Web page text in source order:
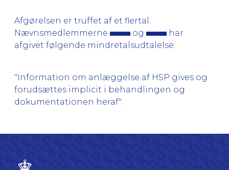
Afgørelsen er truffet af et flertal.
Nævnsmedlemmerne
og
har
afgivet følgende mindretalsudtalelse:
"Information om anlæggelse af HSP gives og
forudsættes implicit i behandlingen og
dokumentationen heraf".